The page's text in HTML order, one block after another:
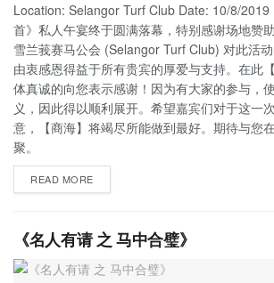
Location: Selangor Turf Club Date: 10/8/
首》私人午宴终于圆满落幕，特别感谢场地赞
雪兰莪赛马公会 (Selangor Turf Club) 对此活
由衷感恩得益于所有贵宾的厚爱与支持。在此
体真诚的向您表示感谢！因为有大家的参与，
义，因此得以顺利展开。希望嘉宾们对于这一
意，【商海】将竭尽所能做到最好。期待与您
聚。
READ MORE
《名人有请 之 马中合璧》